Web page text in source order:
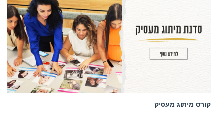
קורס מיתוג מעסיק